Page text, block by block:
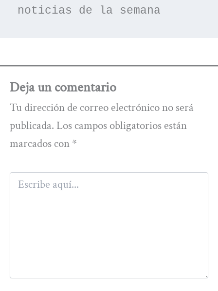
noticias de la semana
Deja un comentario
Tu dirección de correo electrónico no será
publicada. Los campos obligatorios están
marcados con *
Escribe
aquí...